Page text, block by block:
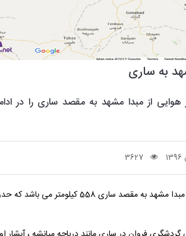
به ساری
از مبدا مشهد به مقصد ساری را در
3627
کیلومتر می باشد که حدود 1 ساعت طبق محاسبه